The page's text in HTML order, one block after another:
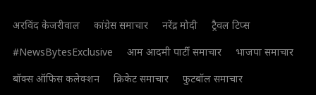
अरविंद केजरीवाल कांग्रेस समाचार नरेंद्र मोदी
ट्रैवल टिप्स
#NewsBytesExclusive
आम आदमी पार्टी समाचार
भाजपा समाचार
बॉक्स ऑफिस कलेक्शन
क्रिकेट समाचार फुटबॉल समाचार